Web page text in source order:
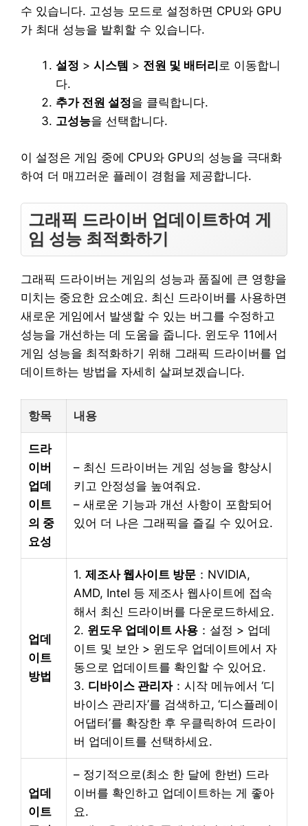
수 있습니다. 고성능 모드로 설정하면 CPU와 GPU
가 최대 성능을 발휘할 수 있습니다.
설정 > 시스템 > 전원 및 배터리 로 이동합니
다.
추가 전원 설정을 클릭합니다.
고성능을 선택합니다.
이 설정은 게임 중에 CPU와 GPU의 성능을 극대화
하여 더 매끄러운 플레이 경험을 제공합니다.
그래픽 드라이버 업데이트하여 게
임 성능 최적화하기
그래픽 드라이버는 게임의 성능과 품질에 큰 영향을
미치는 중요한 요소예요. 최신 드라이버를 사용하면
새로운 게임에서 발생할 수 있는 버그를 수정하고
성능을 개선하는 데 도움을 줍니다. 윈도우 11에서
게임 성능을 최적화하기 위해 그래픽 드라이버를 업
데이트하는 방법을 자세히 살펴보겠습니다.
항목 내용
드라
이버
업데
이트
의 중
요성
– 최신 드라이버는 게임 성능을 향상시
키고 안정성을 높여줘요.
– 새로운 기능과 개선 사항이 포함되어
있어 더 나은 그래픽을 즐길 수 있어요.
업데
이트
방법
1. 제조사 웹사이트 방문 ：NVIDIA,
AMD, Intel 등 제조사 웹사이트에 접속
해서 최신 드라이버를 다운로드하세요.
2. 윈도우 업데이트 사용 ：설정 > 업데
이트 및 보안 > 윈도우 업데이트에서 자
동으로 업데이트를 확인할 수 있어요.
3. 디바이스 관리자：시작 메뉴에서 ‘디
바이스 관리자’를 검색하고, ‘디스플레이
어댑터’를 확장한 후 우클릭하여 드라이
버 업데이트를 선택하세요.
업데
이트
– 정기적으로(최소 한 달에 한번) 드라
이버를 확인하고 업데이트하는 게 좋아
요.